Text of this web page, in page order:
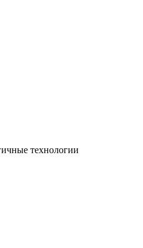
технологии